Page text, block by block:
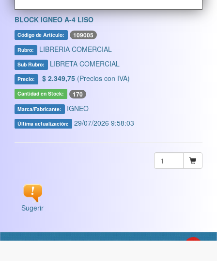
BLOCK IGNEO A-4 LISO
Código de Artículo: 109005
Rubro: LIBRERIA COMERCIAL
Sub Rubro: LIBRETA COMERCIAL
Precio: $ 2.349,75 (Precios con IVA)
Cantidad en Stock: 170
Marca/Fabricante: IGNEO
Última actualización: 29/07/2026 9:58:03
Sugerir